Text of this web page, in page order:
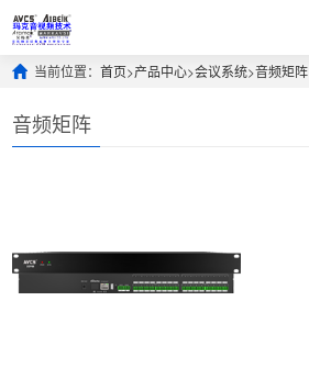
当前位置：首页>产品中心>会议系统>音频矩阵
音频矩阵